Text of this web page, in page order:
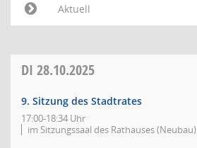
Aktuell
DI 28.10.2025
9. Sitzung des Stadtrates
17:00-18:34 Uhr
im Sitzungssaal des Rathauses (Neubau)